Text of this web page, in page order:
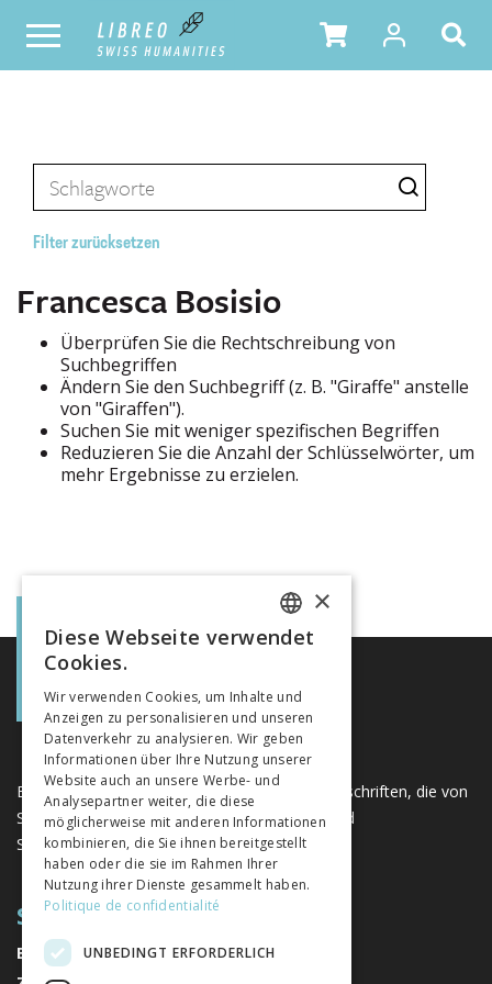
Filter zurücksetzen
Francesca Bosisio
Überprüfen Sie die Rechtschreibung von
Suchbegriffen
Ändern Sie den Suchbegriff (z. B. "Giraffe" anstelle
von "Giraffen").
Suchen Sie mit weniger spezifischen Begriffen
Reduzieren Sie die Anzahl der Schlüsselwörter, um
mehr Ergebnisse zu erzielen.
Eine einzigartige Plattform für Bücher und Zeitschriften, die von
Schweizer Verlagen im Bereich der Geistes- und
Sozialwissenschaften herausgegeben werden.
SITEMAP
BÜCHER
FRENCH
ITALIAN
×
Diese Webseite verwendet
Cookies.
Wir verwenden Cookies, um Inhalte und
Anzeigen zu personalisieren und unseren
Datenverkehr zu analysieren. Wir geben
Informationen über Ihre Nutzung unserer
Website auch an unsere Werbe- und
Analysepartner weiter, die diese
möglicherweise mit anderen Informationen
kombinieren, die Sie ihnen bereitgestellt
haben oder die sie im Rahmen Ihrer
Nutzung ihrer Dienste gesammelt haben.
Politique de confidentialité
UNBEDINGT ERFORDERLICH